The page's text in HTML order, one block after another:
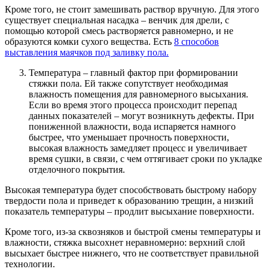
Кроме того, не стоит замешивать раствор вручную. Для этого
существует специальная насадка – венчик для дрели, с
помощью которой смесь растворяется равномерно, и не
образуются комки сухого вещества. Есть 8 способов
выставления маячков под заливку пола.
Температура – главный фактор при формировании
стяжки пола. Ей также сопутствует необходимая
влажность помещения для равномерного высыхания.
Если во время этого процесса происходит перепад
данных показателей – могут возникнуть дефекты. При
пониженной влажности, вода испаряется намного
быстрее, что уменьшает прочность поверхности,
высокая влажность замедляет процесс и увеличивает
время сушки, в связи, с чем оттягивает сроки по укладке
отделочного покрытия.
Высокая температура будет способствовать быстрому набору
твердости пола и приведет к образованию трещин, а низкий
показатель температуры – продлит высыхание поверхности.
Кроме того, из-за сквозняков и быстрой смены температуры и
влажности, стяжка высохнет неравномерно: верхний слой
высыхает быстрее нижнего, что не соответствует правильной
технологии.